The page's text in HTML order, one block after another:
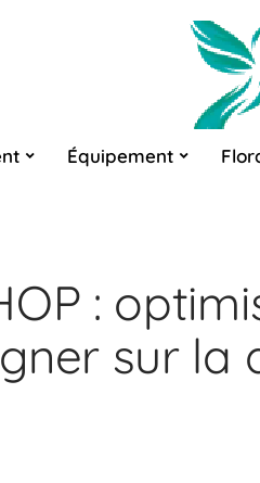
Équipement
:
sur la